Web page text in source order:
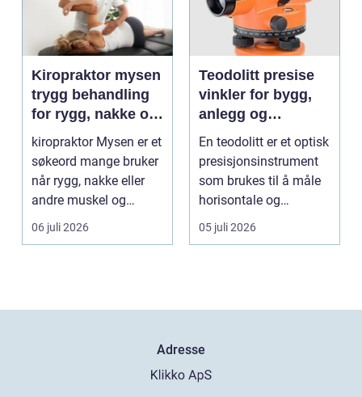
Kiropraktor mysen
trygg behandling
for rygg, nakke og
ledd
kiropraktor Mysen er et
søkeord mange bruker
når rygg, nakke eller
andre muskel og
leddplager begynn...
06 juli 2026
Teodolitt presise
vinkler for bygg,
anlegg og
kartlegging
En teodolitt er et optisk
presisjonsinstrument
som brukes til å måle
horisontale og
vertikale vinkle...
05 juli 2026
Adresse